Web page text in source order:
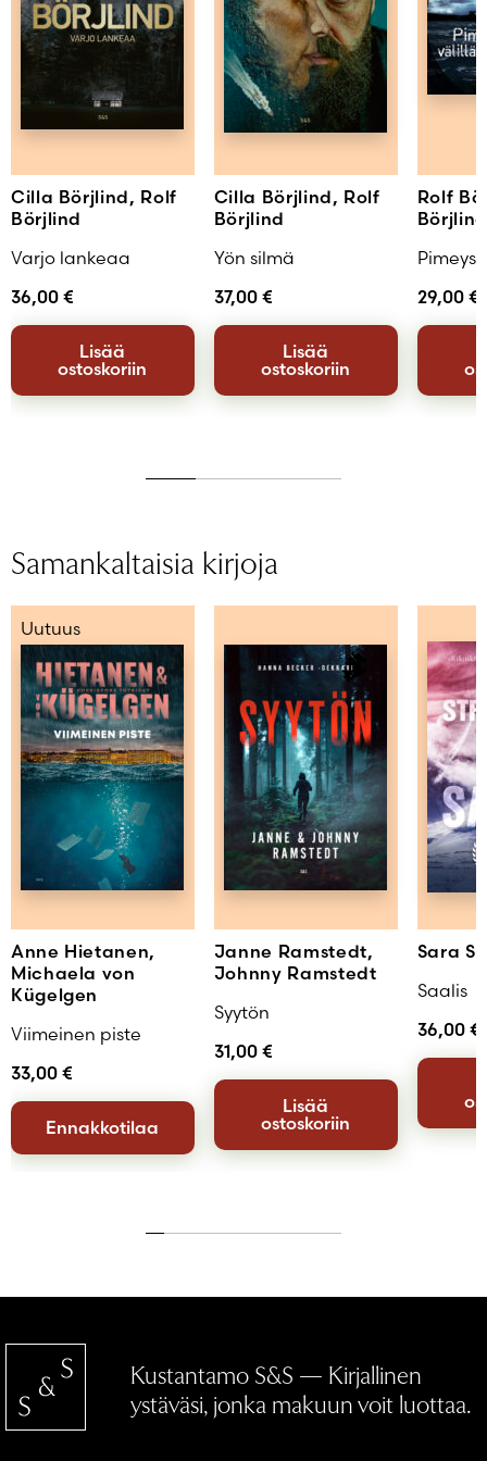
Blogi, Suketus
Ajankohtainen aihe, joka karmii mutta
puhuttelee. Koukuttava ja uskottava juoni.
Kirja on omassa genressään loistava.
– Kirjakauppias, Turku
Cilla Börjlind, Rolf
Börjlind
Varjo lankeaa
36,00 €
Lisää
ostoskoriin
Cilla Börjlind, Rolf
Börjlind
Yön silmä
37,00 €
Lisää
ostoskoriin
Rolf
Börjlind
Pimeys
29,00 €
Samankaltaisia kirjoja
Uutuus
Anne Hietanen,
Michaela von
Kügelgen
Viimeinen piste
33,00 €
Ennakkotilaa
Janne Ramstedt,
Johnny Ramstedt
Syytön
31,00 €
Lisää
ostoskoriin
Sara
Saalis
36,00 €
Kustantamo S&S — Kirjallinen
ystäväsi, jonka makuun voit luottaa.